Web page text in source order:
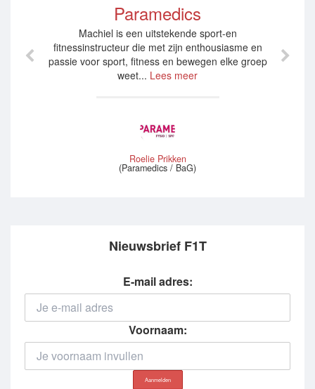
Paramedics
Machiel is een uitstekende sport-en
fitnessinstructeur die met zijn enthousiasme en
passie voor sport, fitness en bewegen elke groep
weet...Lees meer
Roelie Prikken
(Paramedics / BaG)
Nieuwsbrief F1T
E-mail adres:
Voornaam: